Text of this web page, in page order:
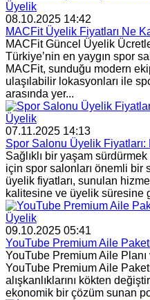
Üyelik
08.10.2025 14:42
MACFit Üyelik Fiyatları Ne
MACFit Güncel Üyelik
Türkiye’nin en yaygın spor
MACFit, sunduğu modern
ulaşılabilir lokasyonları ile
arasında yer...
Üyelik
07.11.2025 14:13
Spor Salonu Üyelik Fiyatları:
Sağlıklı bir yaşam
için spor salonları önemli bir
üyelik fiyatları, sunulan
kalitesine ve üyelik süresine
Üyelik
09.10.2025 05:41
YouTube Premium Aile
YouTube Premium Aile
YouTube Premium Aile
alışkanlıklarını kökten
ekonomik bir çözüm sunan